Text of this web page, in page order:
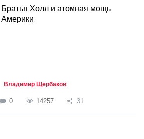
Братья Холл и атомная мощь
Америки
Владимир Щербаков
0 14257 31